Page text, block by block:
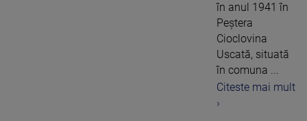
în anul 1941 în
Peștera
Cioclovina
Uscată, situată
în comuna ...
Citeste mai mult
›